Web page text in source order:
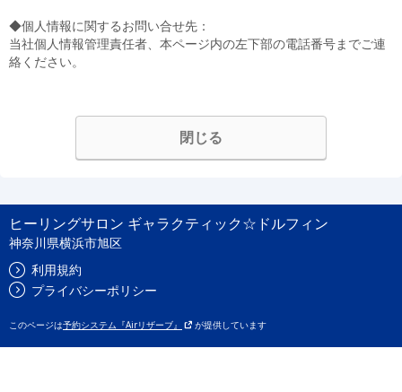
◆個人情報に関するお問い合せ先：
当社個人情報管理責任者、本ページ内の左下部の電話番号までご連
絡ください。
閉じる
ヒーリングサロン ギャラクティック☆ドルフィン
神奈川県横浜市旭区
利用規約
プライバシーポリシー
このページは予約システム『Airリザーブ』 が提供しています